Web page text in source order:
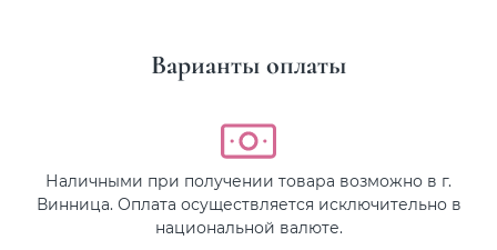
Варианты оплаты
Наличными при получении товара возможно в г.
Винница. Оплата осуществляется исключительно в
национальной валюте.